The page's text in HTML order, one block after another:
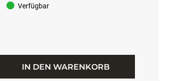
Verfügbar
IN DEN WARENKORB